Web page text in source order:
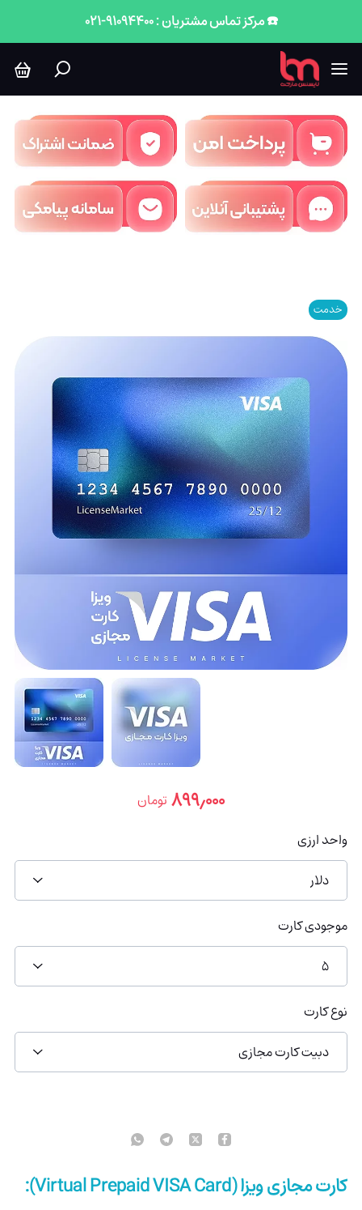
☎️ مرکز تماس مشتریان : 91094400-021
خدمت
۸۹۹٫۰۰۰ تومان
واحد ارزی
دلار
موجودی کارت
5
نوع کارت
دبیت کارت مجازی
کارت مجازی ویزا (Virtual Prepaid VISA Card):